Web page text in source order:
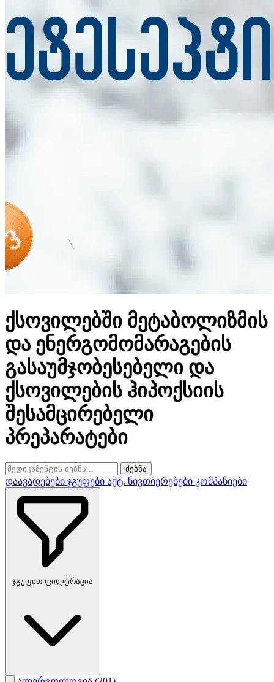
ქსოვილებში მეტაბოლიზმის
და ენერგომომარაგების
გასაუმჯობესებელი და
ქსოვილების ჰიპოქსიის
შესამცირებელი
პრეპარატები
ძებნა
დაავადებები ჯგუფები აქტ. ნივთიერებები კომპანიები
ჯგუფით ფილტრაცია